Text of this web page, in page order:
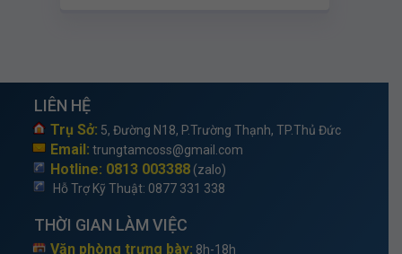
LIÊN HỆ
Trụ Sở: 5, Đường N18, P.Trường Thạnh, TP.Thủ Đức
Email: trungtamcoss@gmail.com
Hotline: 0813 003388(zalo)
Hỗ Trợ Kỹ Thuật: 0877 331 338
THỜI GIAN LÀM VIỆC
Văn phòng trưng bày: 8h-18h